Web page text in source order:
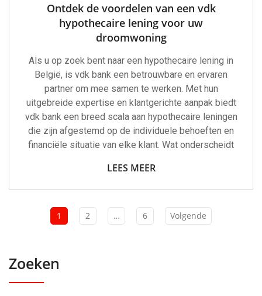
Ontdek de voordelen van een vdk
hypothecaire lening voor uw
droomwoning
Als u op zoek bent naar een hypothecaire lening in
België, is vdk bank een betrouwbare en ervaren
partner om mee samen te werken. Met hun
uitgebreide expertise en klantgerichte aanpak biedt
vdk bank een breed scala aan hypothecaire leningen
die zijn afgestemd op de individuele behoeften en
financiële situatie van elke klant. Wat onderscheidt
LEES MEER
1 2 … 6 Volgende
Zoeken